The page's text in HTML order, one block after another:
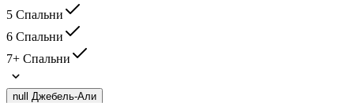
5 Спальни
6 Спальни
7+ Спальни
null Джебель-Али